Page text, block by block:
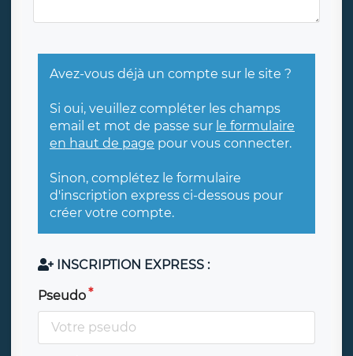
Avez-vous déjà un compte sur le site ?
Si oui, veuillez compléter les champs
email et mot de passe sur le formulaire
en haut de page pour vous connecter.
Sinon, complétez le formulaire
d'inscription express ci-dessous pour
créer votre compte.
INSCRIPTION EXPRESS :
Pseudo